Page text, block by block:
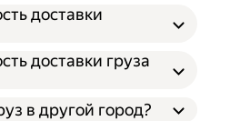
доставки
доставки груза
в другой город?